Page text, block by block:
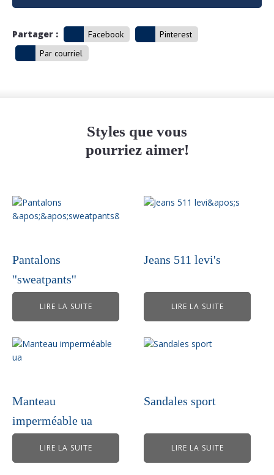
Partager : Facebook
Pinterest
Par courriel
Styles que vous
pourriez aimer!
Pantalons
''sweatpants''
LIRE LA SUITE
Jeans 511 levi's
LIRE LA SUITE
Manteau
imperméable ua
LIRE LA SUITE
Sandales sport
LIRE LA SUITE